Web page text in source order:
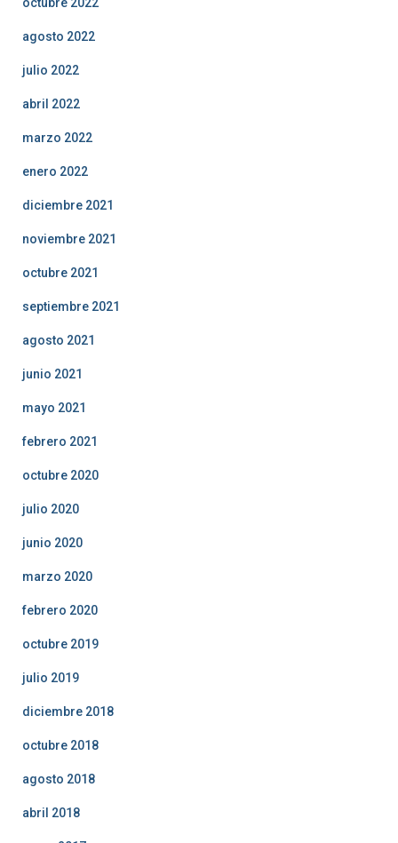
agosto 2022
julio 2022
abril 2022
marzo 2022
enero 2022
diciembre 2021
noviembre 2021
octubre 2021
septiembre 2021
agosto 2021
junio 2021
mayo 2021
febrero 2021
octubre 2020
julio 2020
junio 2020
marzo 2020
febrero 2020
octubre 2019
julio 2019
diciembre 2018
octubre 2018
agosto 2018
abril 2018